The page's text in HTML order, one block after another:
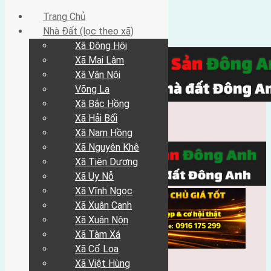
Trang Chủ
Trang Chủ
Nhà Đất (lọc theo xã)
Xã Đông Hội
Xã Mai Lâm
Xã Vân Nội
Võng La
Xã Bắc Hồng
Xã Hải Bối
Xã Nam Hồng
Xã Nguyên Khê
Xã Tiên Dương
Xã Uy Nỗ
Xã Vĩnh Ngọc
Xã Xuân Canh
Xã Xuân Nộn
Xã Tàm Xá
Xã Cổ Loa
Xã Việt Hùng